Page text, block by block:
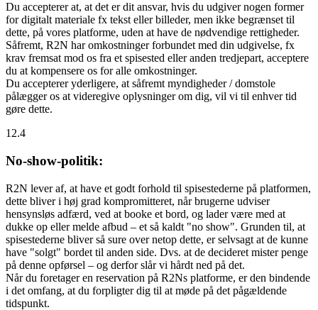
Du accepterer at, at det er dit ansvar, hvis du udgiver nogen former
for digitalt materiale fx tekst eller billeder, men ikke begrænset til
dette, på vores platforme, uden at have de nødvendige rettigheder.
Såfremt, R2N har omkostninger forbundet med din udgivelse, fx
krav fremsat mod os fra et spisested eller anden tredjepart, acceptere
du at kompensere os for alle omkostninger.
Du accepterer yderligere, at såfremt myndigheder / domstole
pålægger os at videregive oplysninger om dig, vil vi til enhver tid
gøre dette.
12.4
No-show-politik:
R2N lever af, at have et godt forhold til spisestederne på platformen,
dette bliver i høj grad kompromitteret, når brugerne udviser
hensynsløs adfærd, ved at booke et bord, og lader være med at
dukke op eller melde afbud – et så kaldt "no show". Grunden til, at
spisestederne bliver så sure over netop dette, er selvsagt at de kunne
have "solgt" bordet til anden side. Dvs. at de decideret mister penge
på denne opførsel – og derfor slår vi hårdt ned på det.
Når du foretager en reservation på R2Ns platforme, er den bindende
i det omfang, at du forpligter dig til at møde på det pågældende
tidspunkt.